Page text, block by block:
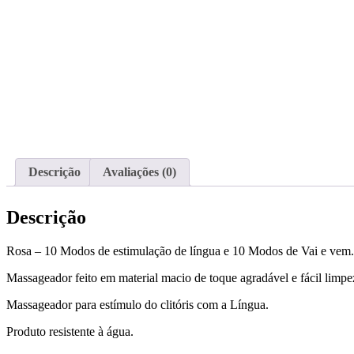
Descrição Avaliações (0)
Descrição
Rosa – 10 Modos de estimulação de língua e 10 Modos de Vai e vem.
Massageador feito em material macio de toque agradável e fácil
Massageador para estímulo do clitóris com a Língua.
Produto resistente à água.